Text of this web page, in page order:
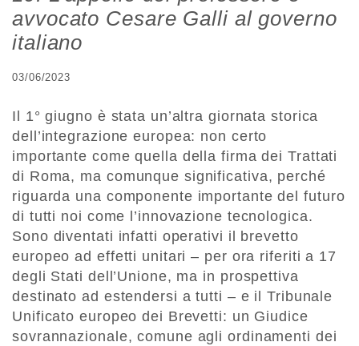
avvocato Cesare Galli al governo
italiano
03/06/2023
Il 1° giugno è stata un’altra giornata storica
dell’integrazione europea: non certo
importante come quella della firma dei Trattati
di Roma, ma comunque significativa, perché
riguarda una componente importante del futuro
di tutti noi come l’innovazione tecnologica.
Sono diventati infatti operativi il brevetto
europeo ad effetti unitari – per ora riferiti a 17
degli Stati dell’Unione, ma in prospettiva
destinato ad estendersi a tutti – e il Tribunale
Unificato europeo dei Brevetti: un Giudice
sovrannazionale, comune agli ordinamenti dei